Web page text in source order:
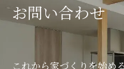
お問い合わせ
これから家づくりを始め